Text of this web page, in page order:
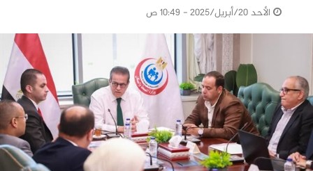
الأحد 20/أبريل/2025 - 10:49 ص